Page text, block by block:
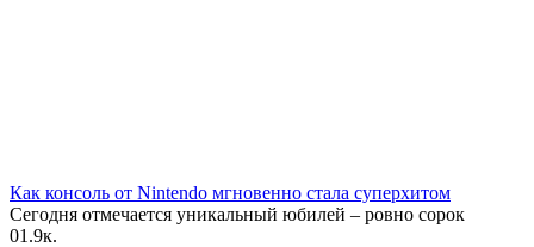
Как консоль от Nintendo мгновенно стала суперхитом
Сегодня отмечается уникальный юбилей – ровно сорок
01.9к.